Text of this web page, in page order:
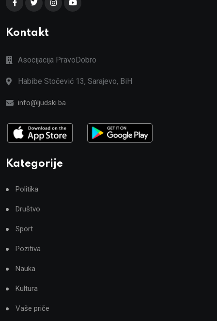
Kontakt
Asocijacija PravoDobro
Habibe Stočević 13, Sarajevo, BiH
info@ljudski.ba
Kategorije
Politika
Društvo
Sport
Pozitiva
Nauka
Kultura
Vaše priče